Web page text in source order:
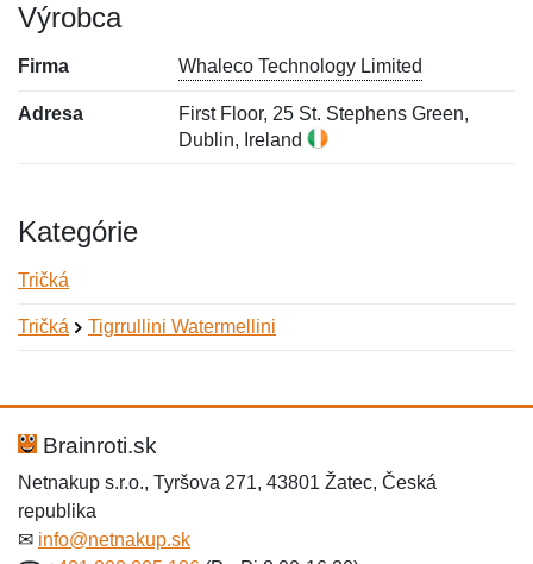
Výrobca
Firma Whaleco Technology Limited
Adresa
First Floor, 25 St. Stephens Green,
Dublin, Ireland
Kategórie
Tričká
Tričká Tigrrullini Watermellini
Hodnotenie:
Meno:*
Meno:
E-mail:*
Brainroti.sk
Netnakup s.r.o., Tyršova 271, 43801 Žatec, Česká
republika
✉ info@netnakup.sk